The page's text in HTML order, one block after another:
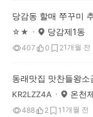
당감동 할매 쭈꾸미
☆★ 당감제1동
407 0 21개월 전
동래맛집 맛찬들왕소
KR2LZZ4A 온천
488 2 1 1개월 전